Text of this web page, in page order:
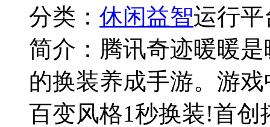
分类： 休闲益智运行平
简介： 腾讯奇迹暖暖
的换装养成手游。游
百变风格1秒换装!首